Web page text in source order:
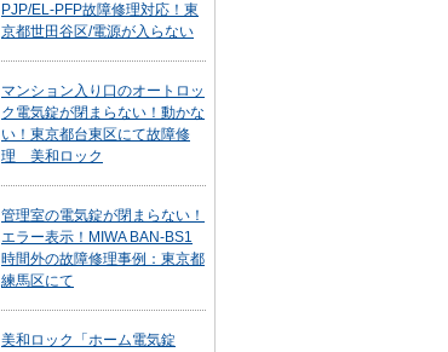
PJP/EL-PFP故障修理対応！東
京都世田谷区/電源が入らない
マンション入り口のオートロッ
ク電気錠が閉まらない！動かな
い！東京都台東区にて故障修
理 美和ロック
管理室の電気錠が閉まらない！
エラー表示！MIWA BAN-BS1
時間外の故障修理事例：東京都
練馬区にて
美和ロック「ホーム電気錠